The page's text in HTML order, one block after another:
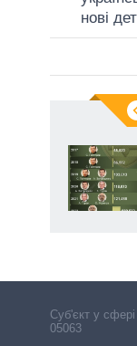
нові
Cуб'єкт у
05063